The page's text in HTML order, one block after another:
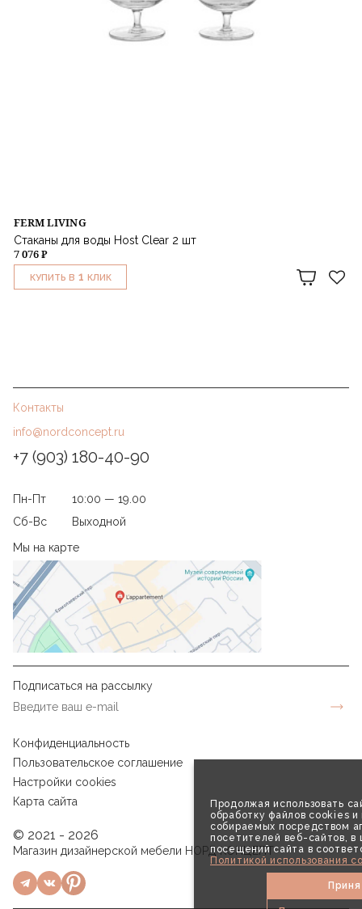
Продолжая использовать
обработку файлов cookies и
собираемых посредством
посетителей веб-сайтов, в
посещений сайта в
Политикой использования
FERM LIVING
Стаканы для воды Host Clear 2 шт
7 076 ₽
КУПИТЬ В 1 КЛИК
Контакты
info@nordconcept.ru
+7 (903) 180-40-90
Пн-Пт
10:00 — 19.00
Сб-Вс
Выходной
Мы на карте
Подписаться на рассылку
Конфиденциальность
Пользовательское соглашение
Настройки cookies
Карта сайта
© 2021 - 2026
Магазин дизайнерской мебели НОРД КОНЦЕПТ